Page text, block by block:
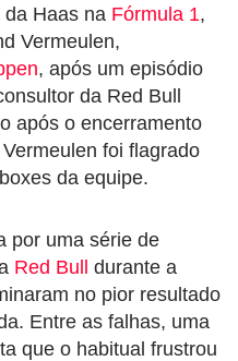
Haas na Fórmula 1,
Vermeulen,
, após um episódio
da Red Bull
após o encerramento
foi flagrado
da equipe.
por uma série de
Red Bull durante a
no pior resultado
Entre as falhas, uma
que o habitual frustrou